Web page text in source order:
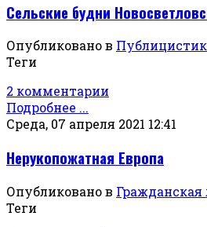
Сельские будни
Опубликовано в
Теги
2 комментарии
Подробнее ...
Среда, 07 апреля 2021 12:41
Нерукопожатная Европа
Опубликовано в Гражданская
Теги